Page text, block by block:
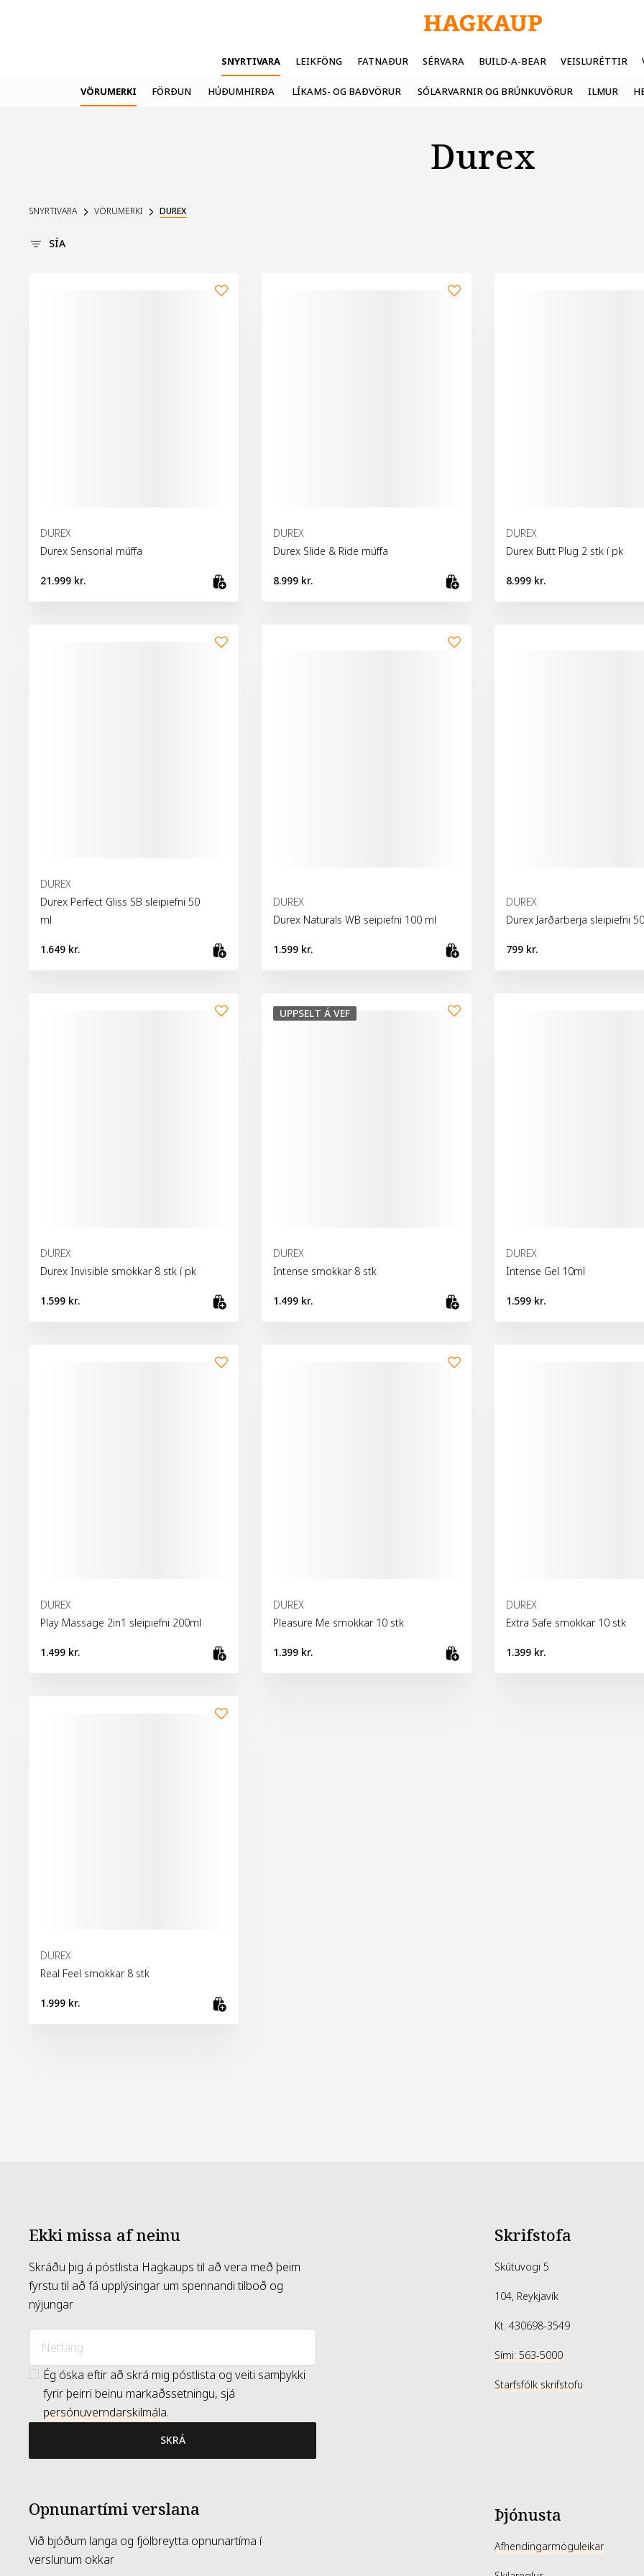
SNYRTIVARA LEIKFÖNG FATNAÐUR SÉRVARA BUILD-A-BEAR VEISLURÉTTIR
VÖRUMERKI FÖRÐUN HÚÐUMHIRÐA LÍKAMS- OG BAÐVÖRUR SÓLARVARNIR OG BRÚNKUVÖRUR ILMUR
Durex
SNYRTIVARA VÖRUMERKI DUREX
SÍA
DUREX
Durex Sensorial múffa
21.999 kr.
Bæta við körfu
DUREX
Durex Slide & Ride múffa
8.999 kr.
DUREX
Durex Butt Plug 2 stk í pk
8.999 kr.
DUREX
Durex Perfect Gliss SB sleipiefni 50
ml
1.649 kr.
DUREX
Durex Naturals WB seipiefni 100 ml
1.599 kr.
DUREX
Durex Jarðarberja sleipiefni
799 kr.
DUREX
Durex Invisible smokkar 8 stk í pk
1.599 kr.
UPPSELT Á VEF
DUREX
Intense smokkar 8 stk
1.499 kr.
DUREX
Intense Gel 10ml
1.599 kr.
DUREX
Play Massage 2in1 sleipiefni 200ml
1.499 kr.
DUREX
Pleasure Me smokkar 10 stk
1.399 kr.
DUREX
Extra Safe smokkar 10 stk
1.399 kr.
DUREX
Real Feel smokkar 8 stk
1.999 kr.
Ekki missa af neinu
Skráðu þig á póstlista Hagkaups til að vera með þeim
fyrstu til að fá upplýsingar um spennandi tilboð og
nýjungar
Ég óska eftir að skrá mig póstlista og veiti samþykki
fyrir þeirri beinu markaðssetningu, sjá
persónuverndarskilmála.
SKRÁ
Opnunartími verslana
Við bjóðum langa og fjölbreytta opnunartíma í
verslunum okkar
Skrifstofa
Skútuvogi 5
104, Reykjavík
Kt. 430698-3549
Sími: 563-5000
Starfsfólk skrifstofu
Þjónusta
Afhendingarmöguleikar